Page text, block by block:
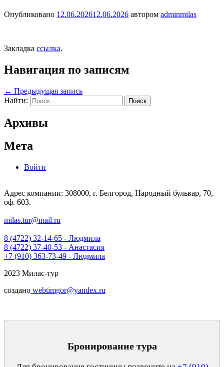
Опубликовано 12.06.202612.06.2026 автором adminmilas
Закладка ссылка.
Навигация по записям
← Предыдущая запись
Найти:
Архивы
Мета
Войти
Адрес компании: 308000, г. Белгород, Народный бульвар, 70,
оф. 603.
milas.tur@mail.ru
8 (4722) 32-14-65 - Людмила
8 (4722) 37-40-53 - Анастасия
+7 (910) 363-73-49 - Людмила
2023 Милас-тур
создано webtimgor@yandex.ru
Бронирование тура